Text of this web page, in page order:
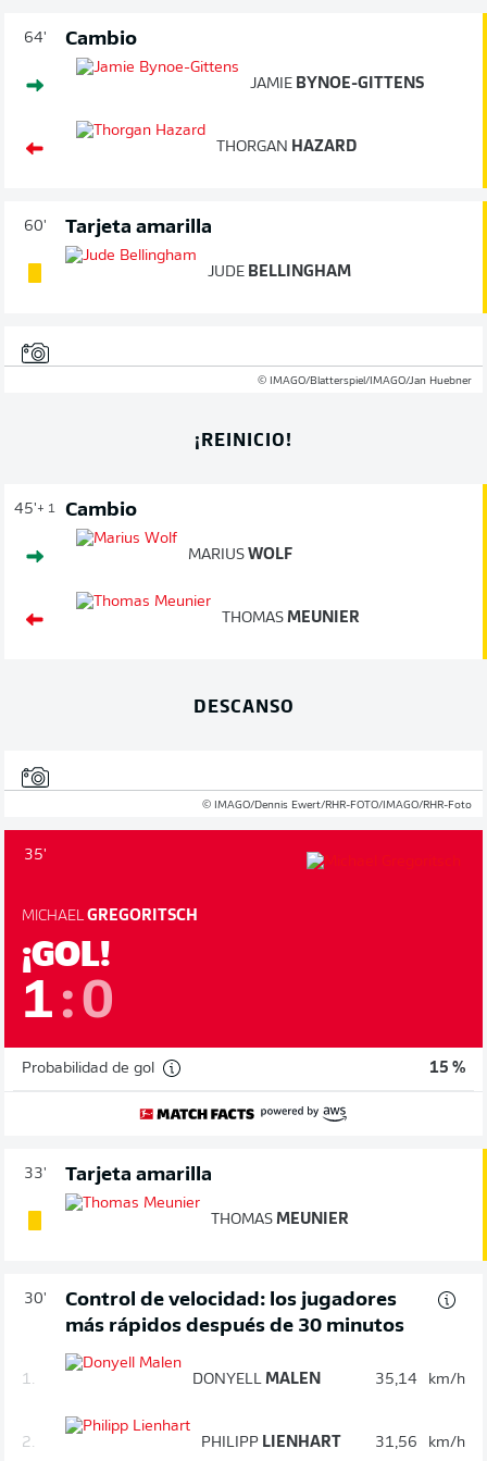
64' Cambio
JAMIE BYNOE-GITTENS
THORGAN HAZARD
60' Tarjeta amarilla
JUDE BELLINGHAM
© IMAGO/Blatterspiel/IMAGO/Jan Huebner
¡REINICIO!
45'+ 1 Cambio
MARIUS WOLF
THOMAS MEUNIER
DESCANSO
© IMAGO/Dennis Ewert/RHR-FOTO/IMAGO/RHR-Foto
35'
MICHAEL GREGORITSCH
¡GOL!
1:0
Probabilidad de gol 15 %
33' Tarjeta amarilla
THOMAS MEUNIER
30'
Control de velocidad: los jugadores
más rápidos después de 30 minutos
1. DONYELL MALEN 35,14 km/h
2. PHILIPP LIENHART 31,56 km/h